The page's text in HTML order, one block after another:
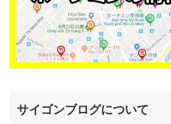
サイゴンブログについて